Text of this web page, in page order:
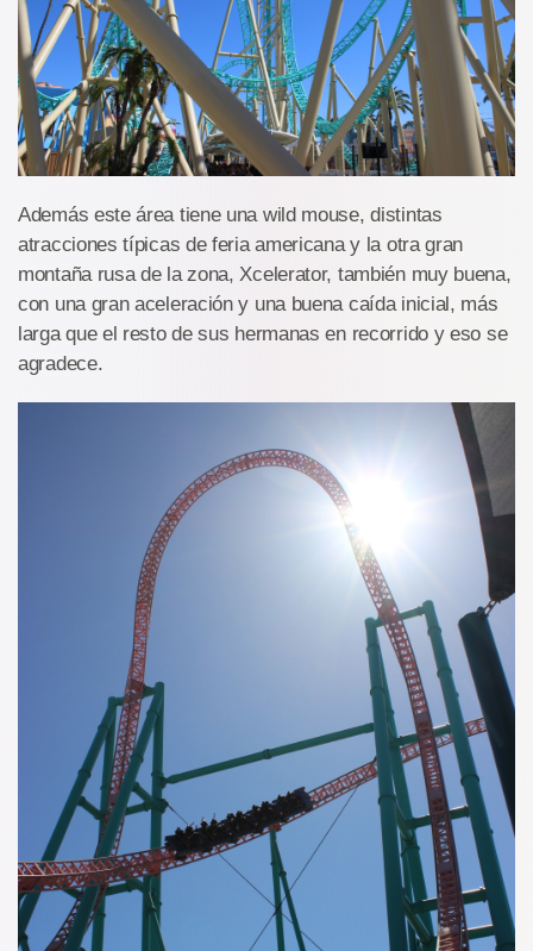
Además este área tiene una wild mouse, distintas
atracciones típicas de feria americana y la otra gran
montaña rusa de la zona, Xcelerator, también muy buena,
con una gran aceleración y una buena caída inicial, más
larga que el resto de sus hermanas en recorrido y eso se
agradece.